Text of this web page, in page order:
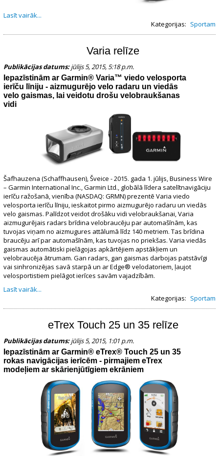
Lasīt vairāk...
Kategorijas: Sportam
Varia relīze
Publikācijas datums:jūlijs 5, 2015, 5:18 p.m.
Iepazīstinām ar Garmin® Varia™ viedo velosporta
ierīču līniju - aizmugurējo velo radaru un viedās
velo gaismas, lai veidotu drošu velobraukšanas
vidi
Šafhauzena (Schaffhausen), Šveice - 2015. gada 1. jūlijs, Business Wire
– Garmin International Inc., Garmin Ltd., globālā līdera satelītnavigāciju
ierīču ražošanā, vienība (NASDAQ: GRMN) prezentē Varia viedo
velosporta ierīču līniju, ieskaitot pirmo aizmugurējo radaru un viedās
velo gaismas. Palīdzot veidot drošāku vidi velobraukšanai, Varia
aizmugurējais radars brīdina velobraucēju par automašīnām, kas
tuvojas viņam no aizmugures attālumā līdz 140 metriem. Tas brīdina
braucēju arī par automašīnām, kas tuvojas no priekšas. Varia viedās
gaismas automātiski pielāgojas apkārtējiem apstākļiem un
velobraucēja ātrumam. Gan radars, gan gaismas darbojas patstāvīgi
vai sinhronizējas savā starpā un ar Edge® velodatoriem, ļaujot
velosportistiem pielāgot ierīces savām vajadzībām.
Lasīt vairāk...
Kategorijas: Sportam
eTrex Touch 25 un 35 relīze
Publikācijas datums:jūlijs 5, 2015, 1:01 p.m.
Iepazīstinām ar Garmin® eTrex® Touch 25 un 35
rokas navigācijas ierīcēm - pirmajiem eTrex
modeļiem ar skārienjūtīgiem ekrāniem